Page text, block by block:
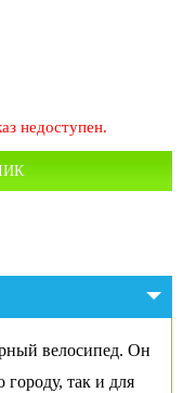
недоступен.
велосипед. Он
городу, так и для